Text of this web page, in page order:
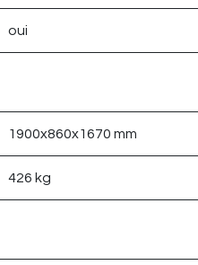
oui
1900x860x1670 mm
426 kg